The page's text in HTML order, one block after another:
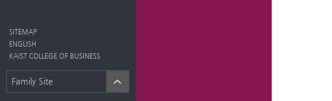
SITEMAP
ENGLISH
KAIST COLLEGE OF BUSINESS
Family Site